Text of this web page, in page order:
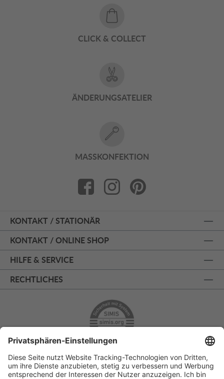
CLICK & COLLECT
ÄNDERUNGSATELIER
MASSKONFEKTION
KONTAKT / STATIONÄR
KONTAKT / ONLINE SHOP
HILFE & SERVICE
RECHTLICHES
ÜBER 125 JAHRE AM PRINZIPALMARKT